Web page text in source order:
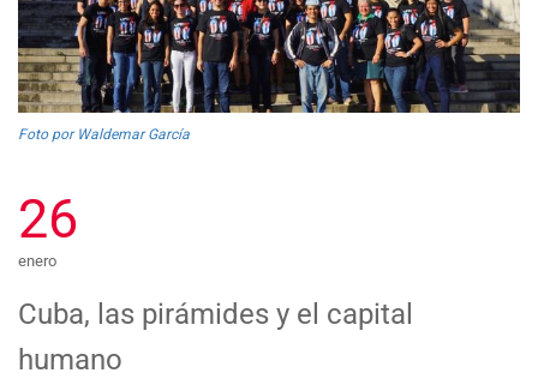
Foto por Waldemar García
26
enero
Cuba, las pirámides y el capital
humano